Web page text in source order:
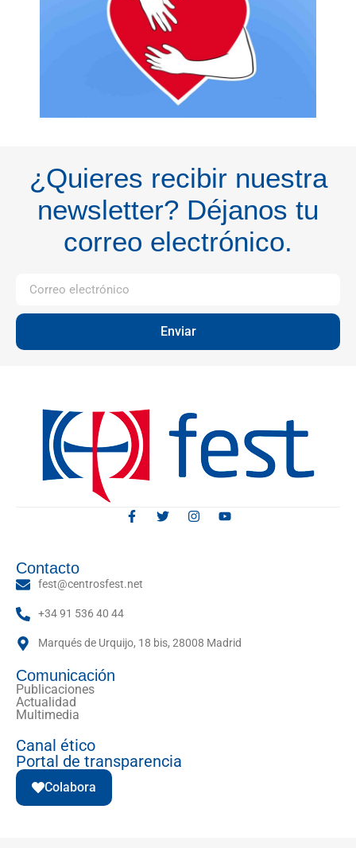
¿Quieres recibir nuestra
newsletter? Déjanos tu
correo electrónico.
Enviar
Contacto
fest@centrosfest.net
+34 91 536 40 44
Marqués de Urquijo, 18 bis, 28008 Madrid
Comunicación
Publicaciones
Actualidad
Multimedia
Canal ético
Portal de transparencia
Colabora